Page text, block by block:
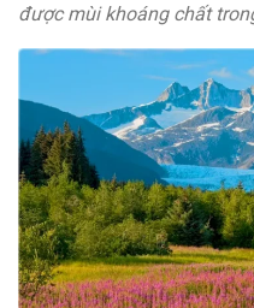
được mùi khoáng chất